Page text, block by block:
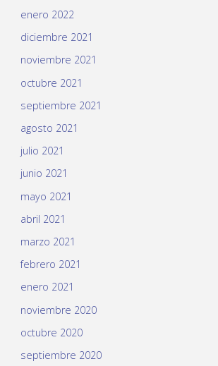
enero 2022
diciembre 2021
noviembre 2021
octubre 2021
septiembre 2021
agosto 2021
julio 2021
junio 2021
mayo 2021
abril 2021
marzo 2021
febrero 2021
enero 2021
noviembre 2020
octubre 2020
septiembre 2020